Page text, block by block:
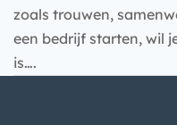
zoals trouwen,
een bedrijf starten, wil
is….